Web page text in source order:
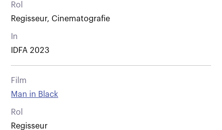
Rol
Regisseur, Cinematografie
In
IDFA 2023
Film
Man in Black
Rol
Regisseur